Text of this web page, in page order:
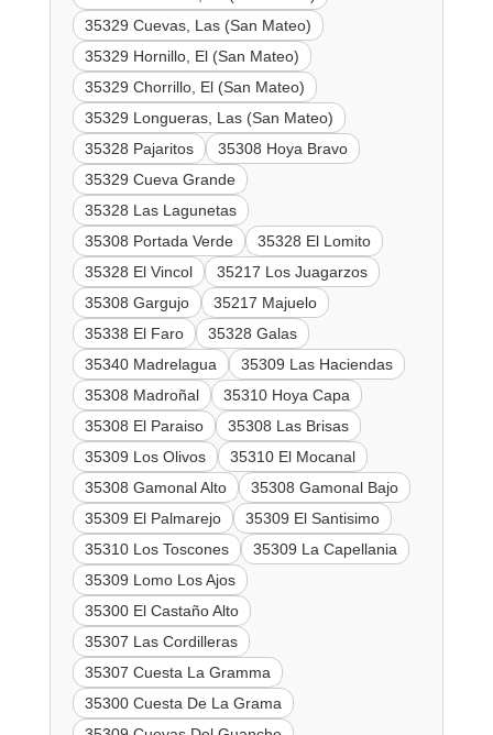
35329 Cuevas, Las (San Mateo)
35329 Hornillo, El (San Mateo)
35329 Chorrillo, El (San Mateo)
35329 Longueras, Las (San Mateo)
35328 Pajaritos
35308 Hoya Bravo
35329 Cueva Grande
35328 Las Lagunetas
35308 Portada Verde
35328 El Lomito
35328 El Vincol
35217 Los Juagarzos
35308 Gargujo
35217 Majuelo
35338 El Faro
35328 Galas
35340 Madrelagua
35309 Las Haciendas
35308 Madroñal
35310 Hoya Capa
35308 El Paraiso
35308 Las Brisas
35309 Los Olivos
35310 El Mocanal
35308 Gamonal Alto
35308 Gamonal Bajo
35309 El Palmarejo
35309 El Santisimo
35310 Los Toscones
35309 La Capellania
35309 Lomo Los Ajos
35300 El Castaño Alto
35307 Las Cordilleras
35307 Cuesta La Gramma
35300 Cuesta De La Grama